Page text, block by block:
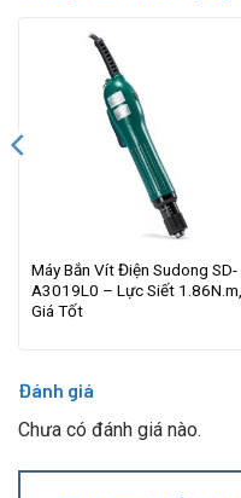
Máy Bắn Vít Điện Sudong SD-
A3019L0 – Lực Siết 1.86N.m,
Giá Tốt
Đánh giá
Chưa có đánh giá nào.